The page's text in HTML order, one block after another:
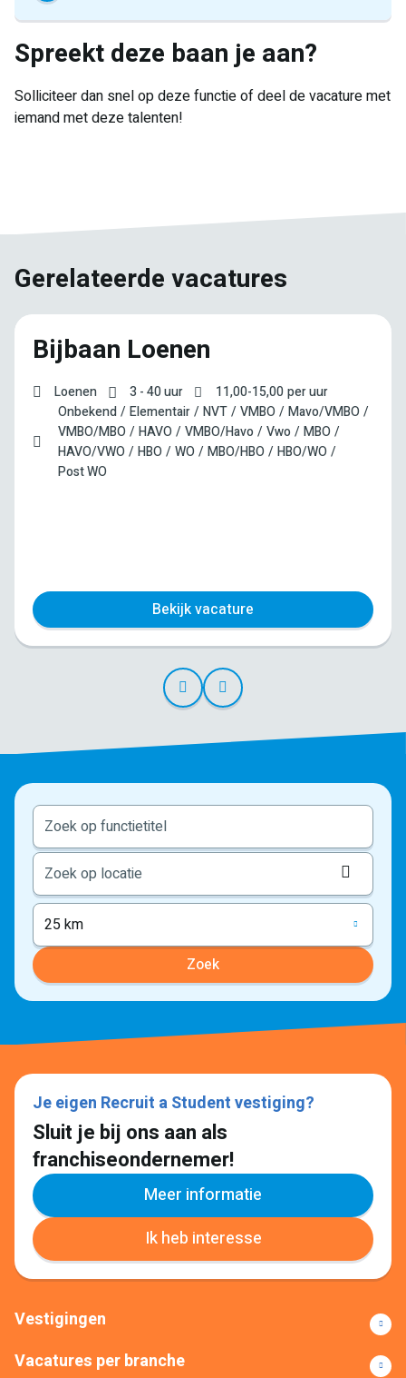
Spreekt deze baan je aan?
Solliciteer dan snel op deze functie of deel de vacature met
iemand met deze talenten!
Gerelateerde vacatures
Bijbaan Loenen
Loenen 3 - 40 uur 11,00-15,00per uur
Onbekend
Elementair NVT VMBO
Mavo/VMBO
VMBO/MBO
HAVO VMBO/Havo Vwo
MBO
HAVO/VWO
HBO WO MBO/HBO
HBO/WO
Post WO
Bekijk vacature
25 km
Zoek
Je eigen Recruit a Student vestiging?
Sluit je bij ons aan als
franchiseondernemer!
Meer informatie
Ik heb interesse
Vestigingen
Vacatures per branche